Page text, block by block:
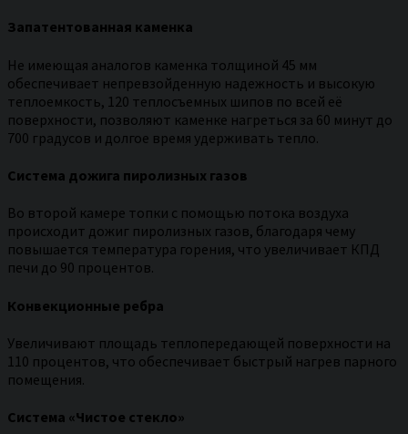
Запатентованная каменка
Не имеющая аналогов каменка толщиной 45 мм
обеспечивает непревзойденную надежность и высокую
теплоемкость, 120 теплосъемных шипов по всей её
поверхности, позволяют каменке нагреться за 60 минут до
700 градусов и долгое время удерживать тепло.
Система дожига пиролизных газов
Во второй камере топки с помощью потока воздуха
происходит дожиг пиролизных газов, благодаря чему
повышается температура горения, что увеличивает КПД
печи до 90 процентов.
Конвекционные ребра
Увеличивают площадь теплопередающей поверхности на
110 процентов, что обеспечивает быстрый нагрев парного
помещения.
Система «Чистое стекло»